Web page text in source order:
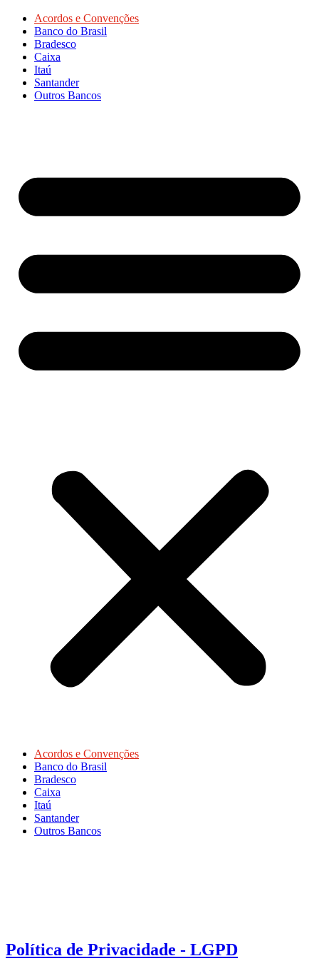
Acordos e Convenções
Banco do Brasil
Bradesco
Caixa
Itaú
Santander
Outros Bancos
Acordos e Convenções
Banco do Brasil
Bradesco
Caixa
Itaú
Santander
Outros Bancos
Política de Privacidade - LGPD